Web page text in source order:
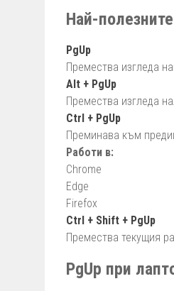
Най-
PgUp
Премества изгледа
Alt + PgUp
Премества изгледа
Ctrl + PgUp
Преминава към
Работи в:
Chrome
Edge
Firefox
Ctrl + Shift + PgUp
Премества текущия
PgUp при